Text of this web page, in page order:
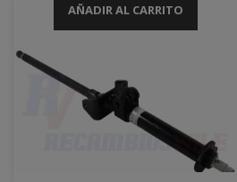
AÑADIR AL CARRITO